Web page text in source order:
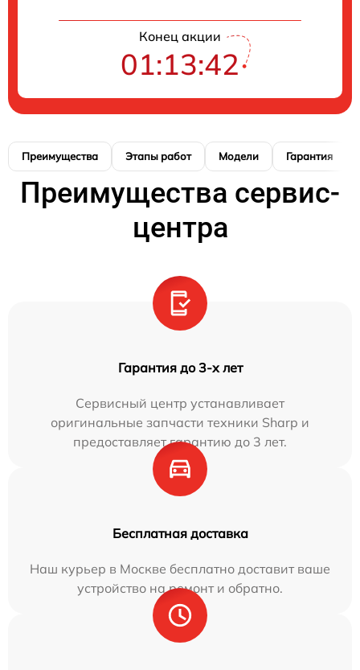
Конец акции
01:13:41
Преимущества Этапы работ Модели Гарантия
Преимущества сервис-
центра
Гарантия до 3-х лет
Сервисный центр устанавливает
оригинальные запчасти техники Sharp и
предоставляет гарантию до 3 лет.
Бесплатная доставка
Наш курьер в Москве бесплатно доставит ваше
устройство на ремонт и обратно.